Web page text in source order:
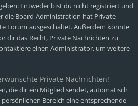
Entweder bist du nicht registriert und
die Board-Administration hat Private
Forum ausgeschaltet. Außerdem könnte
dir das Recht, Private Nachrichten zu
einen Administrator, um weitere
Private Nachrichten!
die dir ein Mitglied sendet, automatisch
Bereich eine entsprechende